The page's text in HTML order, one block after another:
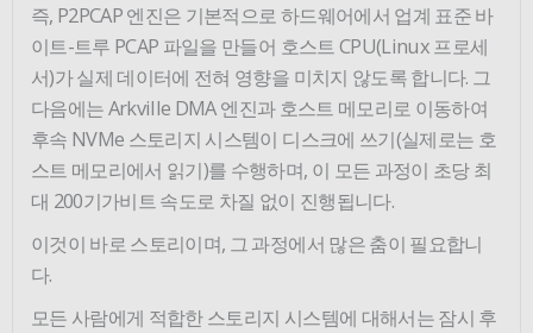
즉, P2PCAP 엔진은 기본적으로 하드웨어에서 업계 표준 바
이트-트루 PCAP 파일을 만들어 호스트 CPU(Linux 프로세
서)가 실제 데이터에 전혀 영향을 미치지 않도록 합니다. 그
다음에는 Arkville DMA 엔진과 호스트 메모리로 이동하여
후속 NVMe 스토리지 시스템이 디스크에 쓰기(실제로는 호
스트 메모리에서 읽기)를 수행하며, 이 모든 과정이 초당 최
대 200기가비트 속도로 차질 없이 진행됩니다.
이것이 바로 스토리이며, 그 과정에서 많은 춤이 필요합니
다.
모든 사람에게 적합한 스토리지 시스템에 대해서는 잠시 후